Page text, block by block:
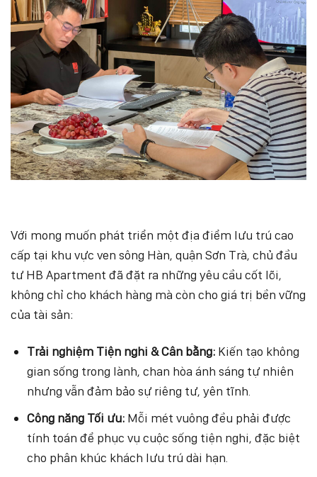
Với mong muốn phát triển một địa điểm lưu trú cao
cấp tại khu vực ven sông Hàn, quận Sơn Trà, chủ đầu
tư HB Apartment đã đặt ra những yêu cầu cốt lõi,
không chỉ cho khách hàng mà còn cho giá trị bền vững
của tài sản:
Trải nghiệm Tiện nghi & Cân bằng: Kiến tạo không
gian sống trong lành, chan hòa ánh sáng tự nhiên
nhưng vẫn đảm bảo sự riêng tư, yên tĩnh.
Công năng Tối ưu: Mỗi mét vuông đều phải được
tính toán để phục vụ cuộc sống tiện nghi, đặc biệt
cho phân khúc khách lưu trú dài hạn.